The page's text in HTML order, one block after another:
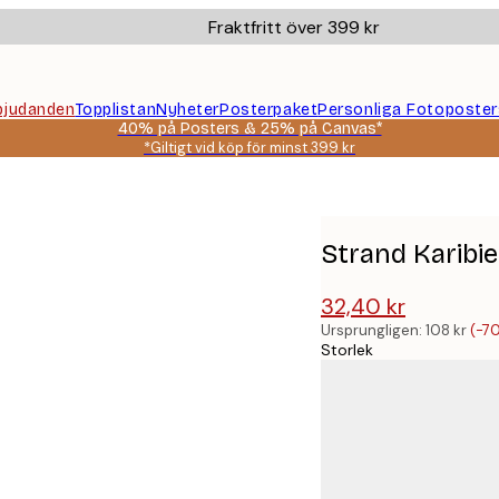
Fraktfritt över 399 kr
TopplistanNyheterPosterpaketPersonliga
40% på Posters & 25% på Canvas*
*Giltigt vid köp för minst 399 kr
Strand
32,40 kr
108 kr
Ursprungligen: 108 kr(-
Storlek